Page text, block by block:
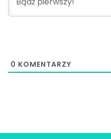
0 KOMENTARZY